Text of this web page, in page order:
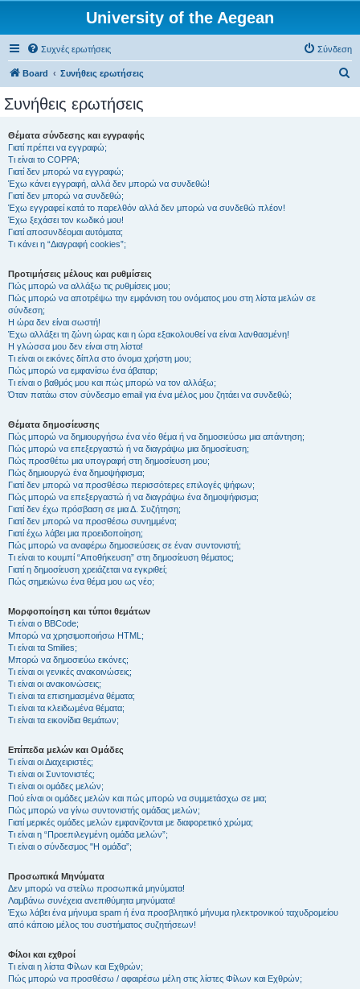
University of the Aegean
Συχνές ερωτήσεις Σύνδεση
Board Συνήθεις ερωτήσεις
Συνήθεις ερωτήσεις
Θέματα σύνδεσης και εγγραφής
Γιατί πρέπει να εγγραφώ;
Τι είναι το COPPA;
Γιατί δεν μπορώ να εγγραφώ;
Έχω κάνει εγγραφή, αλλά δεν μπορώ να συνδεθώ!
Γιατί δεν μπορώ να συνδεθώ;
Έχω εγγραφεί κατά το παρελθόν αλλά δεν μπορώ να συνδεθώ πλέον!
Έχω ξεχάσει τον κωδικό μου!
Γιατί αποσυνδέομαι αυτόματα;
Τι κάνει η “Διαγραφή cookies”;
Προτιμήσεις μέλους και ρυθμίσεις
Πώς μπορώ να αλλάξω τις ρυθμίσεις μου;
Πώς μπορώ να αποτρέψω την εμφάνιση του ονόματος μου στη λίστα μελών σε
σύνδεση;
Η ώρα δεν είναι σωστή!
Έχω αλλάξει τη ζώνη ώρας και η ώρα εξακολουθεί να είναι λανθασμένη!
Η γλώσσα μου δεν είναι στη λίστα!
Τι είναι οι εικόνες δίπλα στο όνομα χρήστη μου;
Πώς μπορώ να εμφανίσω ένα άβαταρ;
Τι είναι ο βαθμός μου και πώς μπορώ να τον αλλάξω;
Όταν πατάω στον σύνδεσμο email για ένα μέλος μου ζητάει να συνδεθώ;
Θέματα δημοσίευσης
Πώς μπορώ να δημιουργήσω ένα νέο θέμα ή να δημοσιεύσω μια απάντηση;
Πώς μπορώ να επεξεργαστώ ή να διαγράψω μια δημοσίευση;
Πώς προσθέτω μια υπογραφή στη δημοσίευση μου;
Πώς δημιουργώ ένα δημοψήφισμα;
Γιατί δεν μπορώ να προσθέσω περισσότερες επιλογές ψήφων;
Πώς μπορώ να επεξεργαστώ ή να διαγράψω ένα δημοψήφισμα;
Γιατί δεν έχω πρόσβαση σε μια Δ. Συζήτηση;
Γιατί δεν μπορώ να προσθέσω συνημμένα;
Γιατί έχω λάβει μια προειδοποίηση;
Πώς μπορώ να αναφέρω δημοσιεύσεις σε έναν συντονιστή;
Τι είναι το κουμπί “Αποθήκευση” στη δημοσίευση θέματος;
Γιατί η δημοσίευση χρειάζεται να εγκριθεί;
Πώς σημειώνω ένα θέμα μου ως νέο;
Μορφοποίηση και τύποι θεμάτων
Τι είναι ο BBCode;
Μπορώ να χρησιμοποιήσω HTML;
Τι είναι τα Smilies;
Μπορώ να δημοσιεύω εικόνες;
Τι είναι οι γενικές ανακοινώσεις;
Τι είναι οι ανακοινώσεις;
Τι είναι τα επισημασμένα θέματα;
Τι είναι τα κλειδωμένα θέματα;
Τι είναι τα εικονίδια θεμάτων;
Επίπεδα μελών και Ομάδες
Τι είναι οι Διαχειριστές;
Τι είναι οι Συντονιστές;
Τι είναι οι ομάδες μελών;
Πού είναι οι ομάδες μελών και πώς μπορώ να συμμετάσχω σε μια;
Πώς μπορώ να γίνω συντονιστής ομάδας μελών;
Γιατί μερικές ομάδες μελών εμφανίζονται με διαφορετικό χρώμα;
Τι είναι η “Προεπιλεγμένη ομάδα μελών”;
Τι είναι ο σύνδεσμος "Η ομάδα”;
Προσωπικά Μηνύματα
Δεν μπορώ να στείλω προσωπικά μηνύματα!
Λαμβάνω συνέχεια ανεπιθύμητα μηνύματα!
Έχω λάβει ένα μήνυμα spam ή ένα προσβλητικό μήνυμα ηλεκτρονικού ταχυδρομείου
από κάποιο μέλος του συστήματος συζητήσεων!
Φίλοι και εχθροί
Τι είναι η λίστα Φίλων και Εχθρών;
Πώς μπορώ να προσθέσω / αφαιρέσω μέλη στις λίστες Φίλων και Εχθρών;